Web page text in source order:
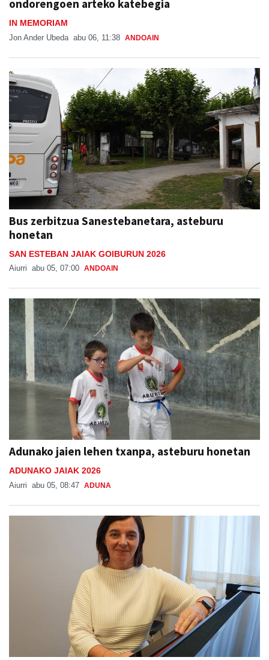
ondorengoen arteko katebegia
IN MEMORIAM
Jon Ander Ubeda abu 06, 11:38 ANDOAIN
Bus zerbitzua Sanestebanetara, asteburu
honetan
SAN ESTEBAN JAIAK GOIBURUN 2026
Aiurri abu 05, 07:00 ANDOAIN
Adunako jaien lehen txanpa, asteburu honetan
ADUNAKO JAIAK 2026
Aiurri abu 05, 08:47 ADUNA